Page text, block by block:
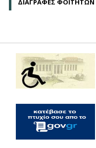
ΔΙΑΓΡΑΦΕΣ ΦΟΙΤΗΤΩΝ